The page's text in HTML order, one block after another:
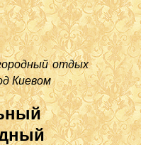
отдых
Киевом